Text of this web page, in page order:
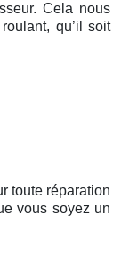
Cela nous
qu’il soit
toute réparation
vous soyez un